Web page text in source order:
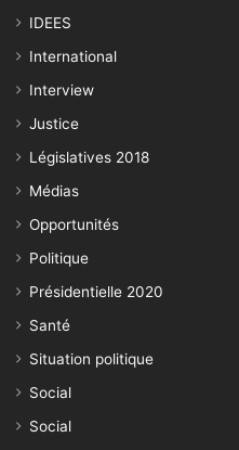
IDEES
International
Interview
Justice
Législatives 2018
Médias
Opportunités
Politique
Présidentielle 2020
Santé
Situation politique
Social
Social